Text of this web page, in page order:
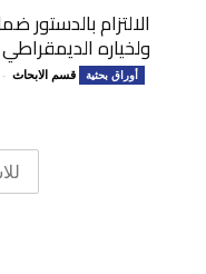
الالتزام بالدستور
ولخياره الديمقراطي
أوراق بحثية قسم الابحاث -